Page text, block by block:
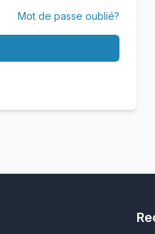
Mot de passe oublié?